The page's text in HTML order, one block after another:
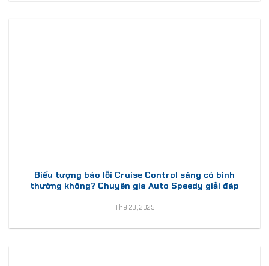
Biểu tượng báo lỗi Cruise Control sáng có bình
thường không? Chuyên gia Auto Speedy giải đáp
Th9 23, 2025